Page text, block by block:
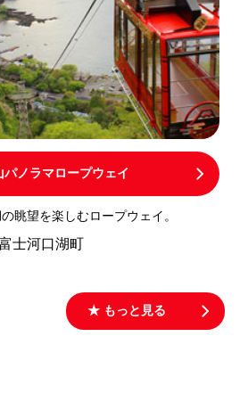
パノラマロープウェイ
眺望を楽しむロープウェイ。
士河口湖町
★ もっと見る